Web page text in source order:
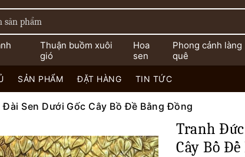
Thuận buồm xuôi
gió
Hoa
sen
Phong cảnh làng
quê
SẢN PHẨM ĐẶT HÀNG TIN TỨC
Sen Dưới Gốc Cây Bồ Đề Bằng Đồng
Tranh
Cây Bồ